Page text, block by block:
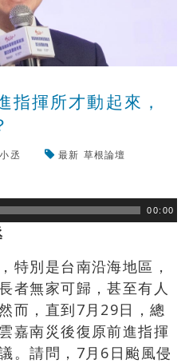
指揮所才動起來，
小丞 最新 草根論壇
00:00
特別是台南沿海地區，
者無家可歸，甚至有人
而，直到7月29日，總
嘉南災後復原前進指揮
。請問，7月6日颱風侵